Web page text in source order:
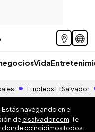
Vida
Empleos El Salvador
¡Estás navegando en el
deelsalvador.com . Te
donde coincidimos todos.